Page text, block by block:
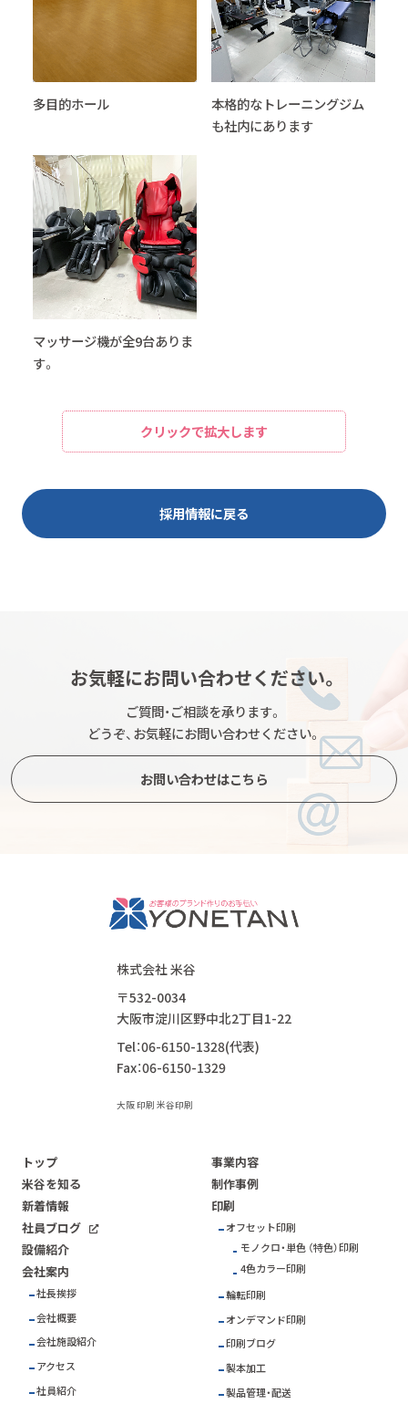
多目的ホール
本格的なトレーニングジム
も社内にあります
マッサージ機が全9台ありま
す。
クリックで拡大します
採用情報に戻る
お気軽にお問い合わせください。
ご質問・ご相談を承ります。
どうぞ、お気軽にお問い合わせください。
お問い合わせはこちら
株式会社 米谷
〒532-0034
大阪市淀川区野中北2丁目1-22
Tel：06-6150-1328(代表)
Fax：06-6150-1329
大阪 印刷 米谷印刷
トップ
米谷を知る
新着情報
社員ブログ
設備紹介
会社案内
社長挨拶
会社概要
会社施設紹介
アクセス
社員紹介
事業内容
制作事例
印刷
オフセット印刷
モノクロ・単色 （特色）印刷
4色カラー印刷
輪転印刷
オンデマンド印刷
印刷ブログ
製本加工
製品管理・配送